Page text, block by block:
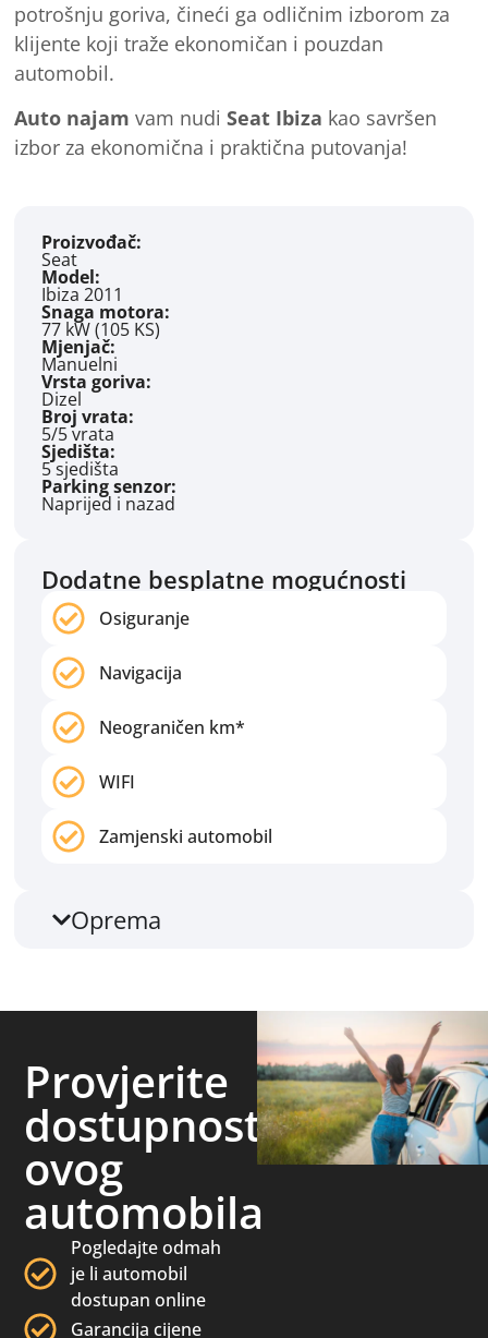
potrošnju goriva, čineći ga odličnim izborom za
klijente koji traže ekonomičan i pouzdan
automobil.
Auto najam vam nudiSeat Ibiza kao savršen
izbor za ekonomična i praktična putovanja!
Proizvođač:
Seat
Model:
Ibiza 2011
Snaga motora:
77 kW (105 KS)
Mjenjač:
Manuelni
Vrsta goriva:
Dizel
Broj vrata:
5/5 vrata
Sjedišta:
5 sjedišta
Parking senzor:
Naprijed i nazad
Dodatne besplatne mogućnosti
Osiguranje
Navigacija
Neograničen km*
WIFI
Zamjenski automobil
Oprema
Provjerite
dostupnost
ovog
automobila
Pogledajte odmah
je li automobil
dostupan online
Garancija cijene